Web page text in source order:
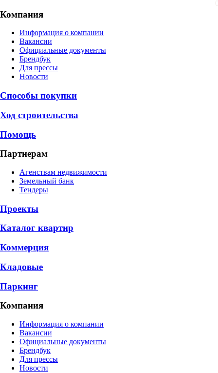
Компания
Информация о компании
Вакансии
Официальные документы
Брендбук
Для прессы
Новости
Способы покупки
Ход строительства
Помощь
Партнерам
Агенствам недвижимости
Земельный банк
Тендеры
Проекты
Каталог квартир
Коммерция
Кладовые
Паркинг
Компания
Информация о компании
Вакансии
Официальные документы
Брендбук
Для прессы
Новости